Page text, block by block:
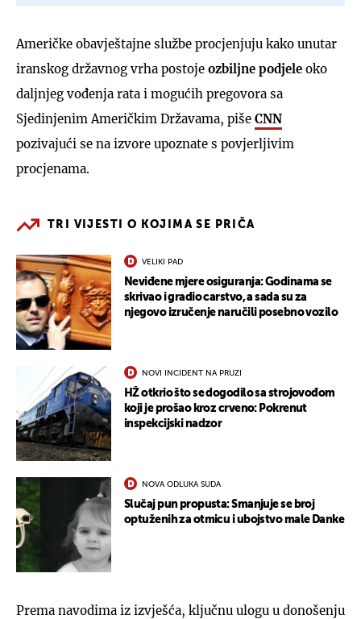
Američke obavještajne službe procjenjuju kako unutar
iranskog državnog vrha postoje ozbiljne podjele oko
daljnjeg vođenja rata i mogućih pregovora sa
Sjedinjenim Američkim Državama, piše CNN
pozivajući se na izvore upoznate s povjerljivim
procjenama.
TRI VIJESTI O KOJIMA SE PRIČA
VELIKI PAD
Neviđene mjere osiguranja: Godinama se
skrivao i gradio carstvo, a sada su za
njegovo izručenje naručili posebno vozilo
NOVI INCIDENT NA PRUZI
HŽ otkrio što se dogodilo sa strojovođom
koji je prošao kroz crveno: Pokrenut
inspekcijski nadzor
NOVA ODLUKA SUDA
Slučaj pun propusta: Smanjuje se broj
optuženih za otmicu i ubojstvo male Danke
Prema navodima iz izvješća, ključnu ulogu u donošenju